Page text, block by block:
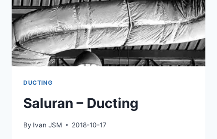
DUCTING
Saluran – Ducting
By Ivan JSM 2018-10-17